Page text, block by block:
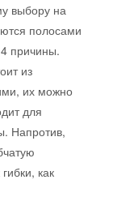
выбору на
полосами
причины.
из
их можно
для
Напротив,
как